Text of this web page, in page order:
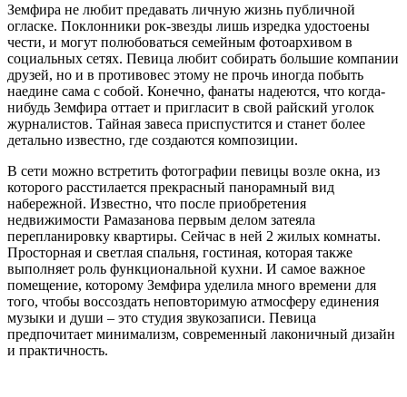
Земфира не любит предавать личную жизнь публичной
огласке. Поклонники рок-звезды лишь изредка удостоены
чести, и могут полюбоваться семейным фотоархивом в
социальных сетях. Певица любит собирать большие компании
друзей, но и в противовес этому не прочь иногда побыть
наедине сама с собой. Конечно, фанаты надеются, что когда-
нибудь Земфира оттает и пригласит в свой райский уголок
журналистов. Тайная завеса приспустится и станет более
детально известно, где создаются композиции.
В сети можно встретить фотографии певицы возле окна, из
которого расстилается прекрасный панорамный вид
набережной. Известно, что после приобретения
недвижимости Рамазанова первым делом затеяла
перепланировку квартиры. Сейчас в ней 2 жилых комнаты.
Просторная и светлая спальня, гостиная, которая также
выполняет роль функциональной кухни. И самое важное
помещение, которому Земфира уделила много времени для
того, чтобы воссоздать неповторимую атмосферу единения
музыки и души – это студия звукозаписи. Певица
предпочитает минимализм, современный лаконичный дизайн
и практичность.